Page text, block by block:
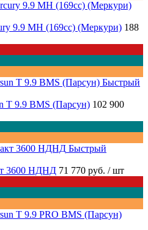
9.9 MH (169cc) (Меркури) 188
Быстрый
T 9.9 BMS (Парсун) 102 900
Быстрый
3600 НДНД 71 770 руб. / шт